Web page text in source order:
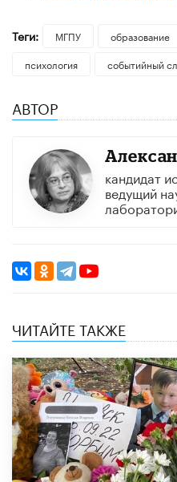
Теги: МГПУ образование
психология
событийный
АВТОР
кандидат
ведущий
ЧИТАЙТЕ ТАКЖЕ